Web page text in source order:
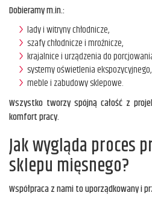
Dobieramy m.in.:
lady i witryny chłodnicze,
szafy chłodnicze i mroźnicze,
krajalnice i urządzenia do
systemy oświetlenia ekspozycyjnego,
meble i zabudowy sklepowe.
Wszystko tworzy spójną całość z
komfort pracy.
Jak wygląda proces
sklepu mięsnego?
Współpraca z nami to uporządkowany i